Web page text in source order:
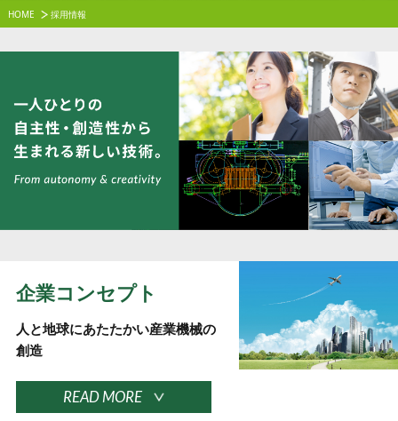
HOME 採用情報
企業コンセプト
人と地球にあたたかい産業機械の
創造
READ MORE